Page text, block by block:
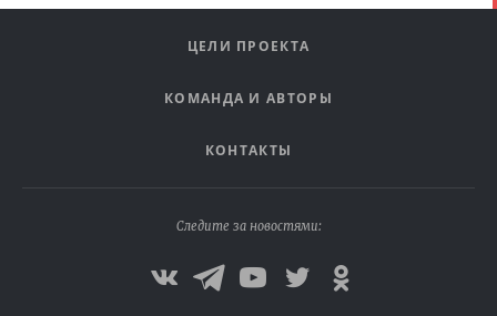
ЦЕЛИ ПРОЕКТА
КОМАНДА И АВТОРЫ
КОНТАКТЫ
Следите за новостями: